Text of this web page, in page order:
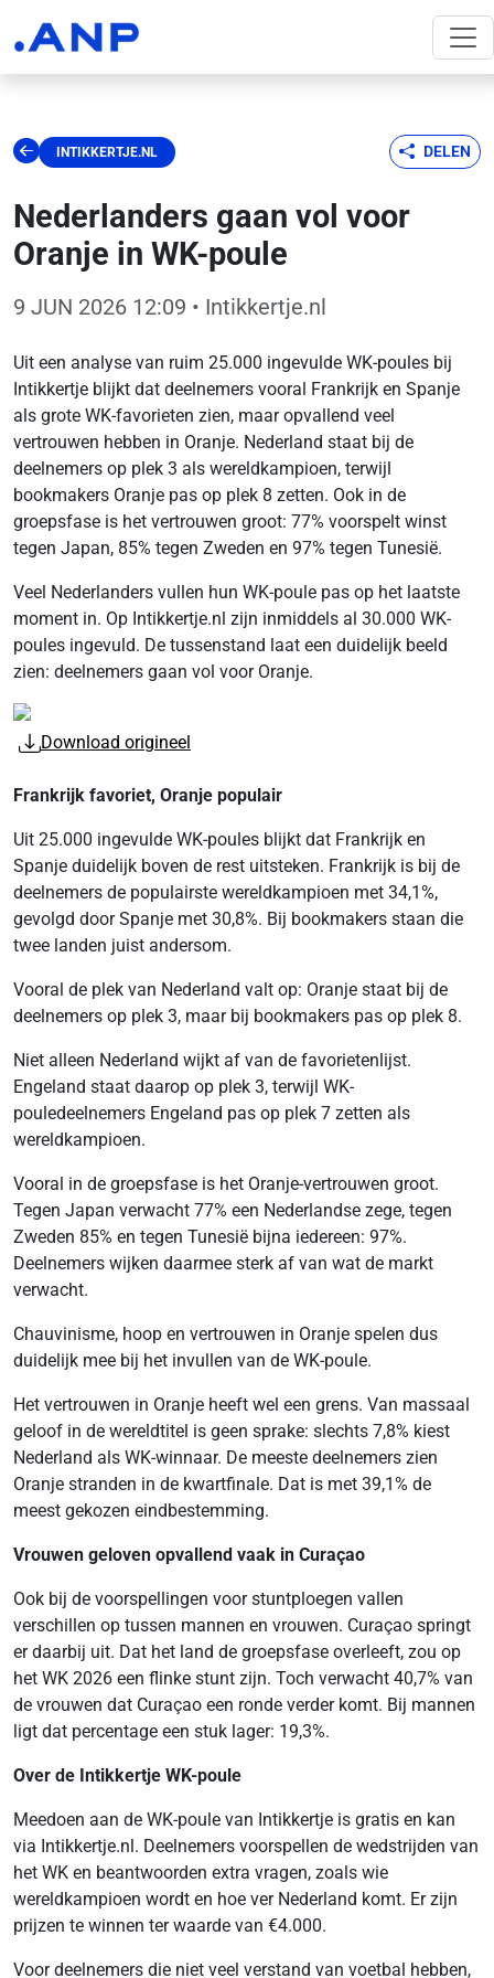
INTIKKERTJE.NL DELEN
Nederlanders gaan vol voor
Oranje in WK-poule
9 JUN 2026 12:09 • Intikkertje.nl
Uit een analyse van ruim 25.000 ingevulde WK-poules bij
Intikkertje blijkt dat deelnemers vooral Frankrijk en Spanje
als grote WK-favorieten zien, maar opvallend veel
vertrouwen hebben in Oranje. Nederland staat bij de
deelnemers op plek 3 als wereldkampioen, terwijl
bookmakers Oranje pas op plek 8 zetten. Ook in de
groepsfase is het vertrouwen groot: 77% voorspelt winst
tegen Japan, 85% tegen Zweden en 97% tegen Tunesië.
Veel Nederlanders vullen hun WK-poule pas op het laatste
moment in. Op Intikkertje.nl zijn inmiddels al 30.000 WK-
poules ingevuld. De tussenstand laat een duidelijk beeld
zien: deelnemers gaan vol voor Oranje.
Download origineel
Frankrijk favoriet, Oranje populair
Uit 25.000 ingevulde WK-poules blijkt dat Frankrijk en
Spanje duidelijk boven de rest uitsteken. Frankrijk is bij de
deelnemers de populairste wereldkampioen met 34,1%,
gevolgd door Spanje met 30,8%. Bij bookmakers staan die
twee landen juist andersom.
Vooral de plek van Nederland valt op: Oranje staat bij de
deelnemers op plek 3, maar bij bookmakers pas op plek 8.
Niet alleen Nederland wijkt af van de favorietenlijst.
Engeland staat daarop op plek 3, terwijl WK-
pouledeelnemers Engeland pas op plek 7 zetten als
wereldkampioen.
Vooral in de groepsfase is het Oranje-vertrouwen groot.
Tegen Japan verwacht 77% een Nederlandse zege, tegen
Zweden 85% en tegen Tunesië bijna iedereen: 97%.
Deelnemers wijken daarmee sterk af van wat de markt
verwacht.
Chauvinisme, hoop en vertrouwen in Oranje spelen dus
duidelijk mee bij het invullen van de WK-poule.
Het vertrouwen in Oranje heeft wel een grens. Van massaal
geloof in de wereldtitel is geen sprake: slechts 7,8% kiest
Nederland als WK-winnaar. De meeste deelnemers zien
Oranje stranden in de kwartfinale. Dat is met 39,1% de
meest gekozen eindbestemming.
Vrouwen geloven opvallend vaak in Curaçao
Ook bij de voorspellingen voor stuntploegen vallen
verschillen op tussen mannen en vrouwen. Curaçao springt
er daarbij uit. Dat het land de groepsfase overleeft, zou op
het WK 2026 een flinke stunt zijn. Toch verwacht 40,7% van
de vrouwen dat Curaçao een ronde verder komt. Bij mannen
ligt dat percentage een stuk lager: 19,3%.
Over de Intikkertje WK-poule
Meedoen aan de WK-poule van Intikkertje is gratis en kan
via Intikkertje.nl. Deelnemers voorspellen de wedstrijden van
het WK en beantwoorden extra vragen, zoals wie
wereldkampioen wordt en hoe ver Nederland komt. Er zijn
prijzen te winnen ter waarde van €4.000.
Voor deelnemers die niet veel verstand van voetbal hebben,